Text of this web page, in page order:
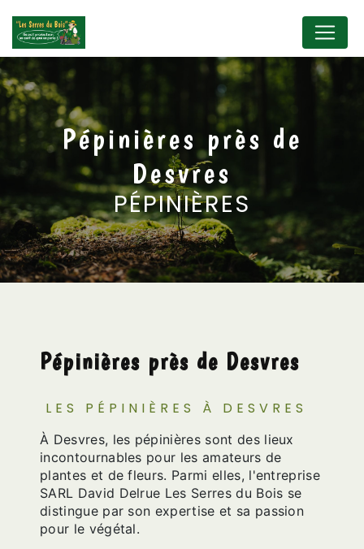
Pépinières près de
Desvres
PÉPINIÈRES
Pépinières près de Desvres
LES PÉPINIÈRES À DESVRES
À Desvres, les pépinières sont des lieux
incontournables pour les amateurs de
plantes et de fleurs. Parmi elles, l'entreprise
SARL David Delrue Les Serres du Bois se
distingue par son expertise et sa passion
pour le végétal.